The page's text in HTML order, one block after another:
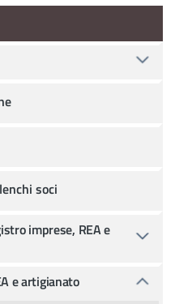
soci
imprese, REA e
e artigianato